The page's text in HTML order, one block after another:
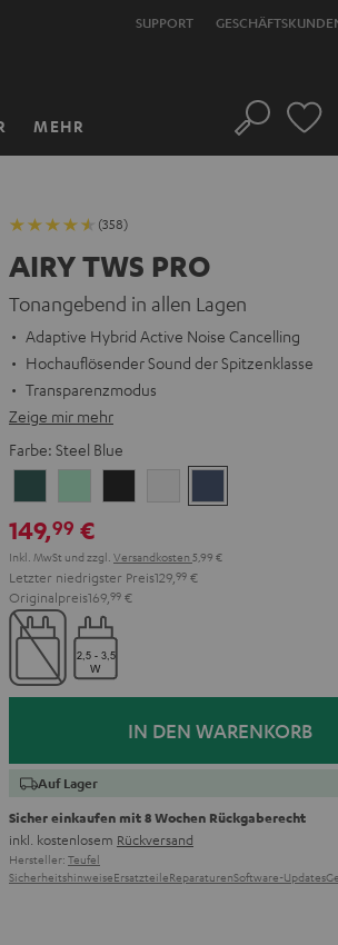
SUPPORT
MEHR Suche
(358)
AIRY TWS PRO
Tonangebend in allen Lagen
Adaptive Hybrid Active Noise Cancelling
Hochauflösender Sound der Spitzenklasse
Transparenzmodus
Zeige mir mehr
Farbe: Steel Blue
Teal
Green
White Blue
149,99 €
Inkl. MwSt und zzgl. Versandkosten 5,99 €
Letzter niedrigster Preis129, 99 €
Originalpreis169, 99 €
IN DEN WARENKORB
Auf Lager
Sicher einkaufen mit 8 Wochen Rückgaberecht
inkl. kostenlosem Rückversand
Hersteller: Teufel
SicherheitshinweiseErsatzteileReparaturenSoftware-Updates